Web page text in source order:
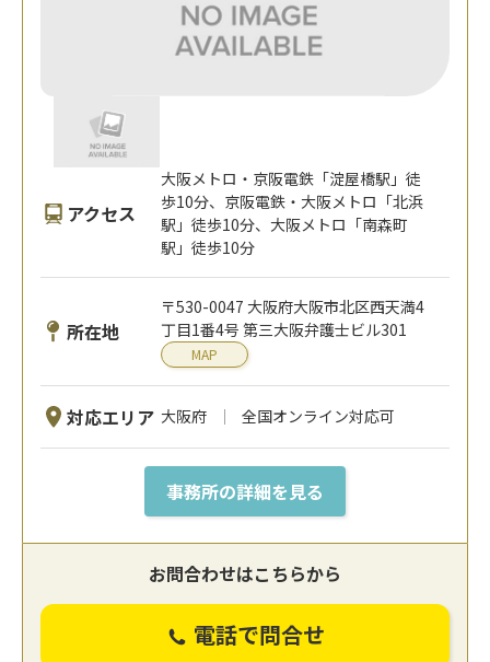
アクセス
大阪メトロ・京阪電鉄「淀屋橋駅」徒
歩10分、京阪電鉄・大阪メトロ「北浜
駅」徒歩10分、大阪メトロ「南森町
駅」徒歩10分
所在地
〒530-0047 大阪府大阪市北区西天満4
丁目1番4号 第三大阪弁護士ビル301
MAP
対応エリア 大阪府 全国オンライン対応可
事務所の詳細を見る
お問合わせはこちらから
電話で問合せ